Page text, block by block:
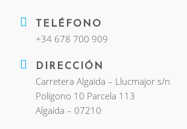
TELÉFONO
+34 678 700 909
DIRECCIÓN
Carretera Algaida – Llucmajor s/n
Polígono 10 Parcela 113
Algaida – 07210